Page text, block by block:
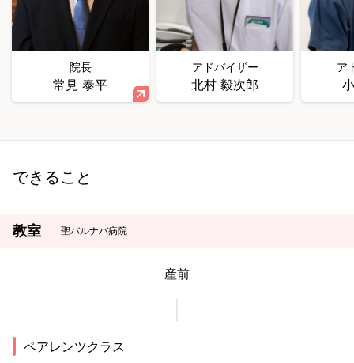
院長
常見 泰平
アドバイザー
北村 毅次郎
ア
できること
教室 聖バルナバ病院
産前
ペアレンツクラス